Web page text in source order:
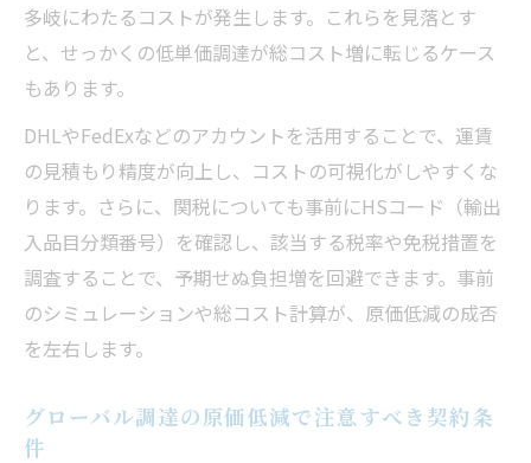
多岐にわたるコストが発生します。これらを見落とす
と、せっかくの低単価調達が総コスト増に転じるケース
もあります。
DHLやFedExなどのアカウントを活用することで、運賃
の見積もり精度が向上し、コストの可視化がしやすくな
ります。さらに、関税についても事前にHSコード（輸出
入品目分類番号）を確認し、該当する税率や免税措置を
調査することで、予期せぬ負担増を回避できます。事前
のシミュレーションや総コスト計算が、原価低減の成否
を左右します。
グローバル調達の原価低減で注意すべき契約条
件